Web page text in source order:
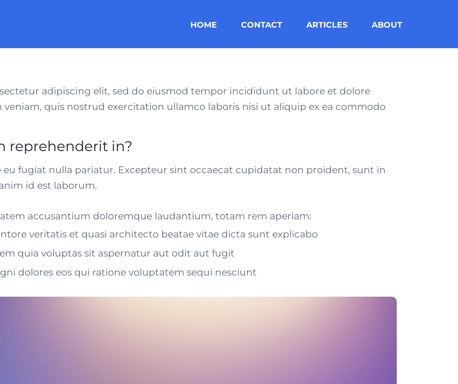
HOME CONTACT ARTICLES ABOUT
adipiscing elit, sed do eiusmod tempor incididunt ut labore et dolore
quis nostrud exercitation ullamco laboris nisi ut aliquip ex ea commodo
reprehenderit in?
eu fugiat nulla pariatur. Excepteur sint occaecat cupidatat non proident, sunt in
id est laborum.
accusantium doloremque laudantium, totam rem aperiam:
veritatis et quasi architecto beatae vitae dicta sunt explicabo
quia voluptas sit aspernatur aut odit aut fugit
dolores eos qui ratione voluptatem sequi nesciunt